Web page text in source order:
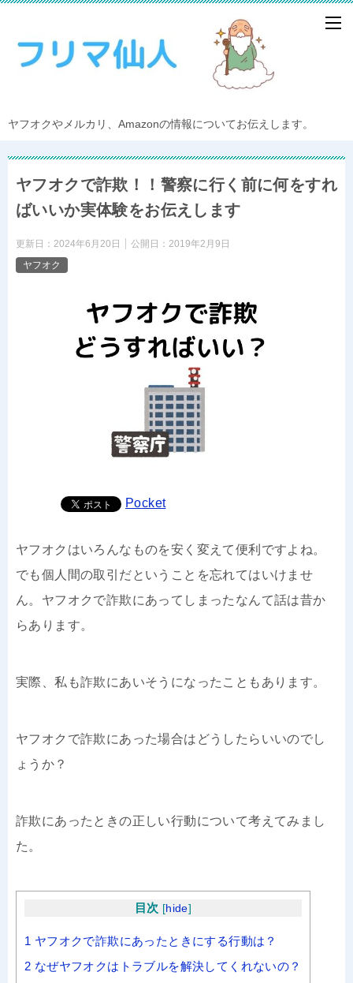
ヤフオクやメルカリ、Amazonの情報についてお伝えします。
ヤフオクで詐欺！！警察に行く前に何をすれ
ばいいか実体験をお伝えします
更新日： 2024年6月20日 公開日： 2019年2月9日
ヤフオク
Pocket
ヤフオクはいろんなものを安く変えて便利ですよね。
でも個人間の取引だということを忘れてはいけませ
ん。ヤフオクで詐欺にあってしまったなんて話は昔か
らあります。
実際、私も詐欺にあいそうになったこともあります。
ヤフオクで詐欺にあった場合はどうしたらいいのでし
ょうか？
詐欺にあったときの正しい行動について考えてみまし
た。
目次 [hide]
1 ヤフオクで詐欺にあったときにする行動は？
2 なぜヤフオクはトラブルを解決してくれないの？